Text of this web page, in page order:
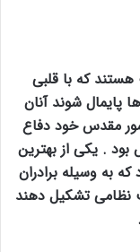
که با قلبی
پایمال شوند آنان
مقدس خود دفاع
. یکی از بهترین
به وسیله برادران
نظامی تشکیل دهند